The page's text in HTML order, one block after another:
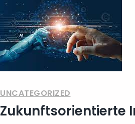
UNCATEGORIZED
Zukunftsorientierte